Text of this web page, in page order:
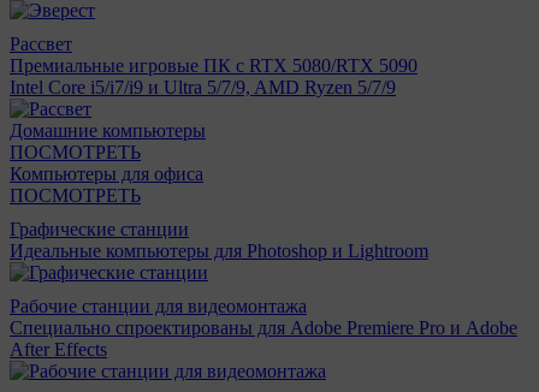
Рассвет
Премиальные игровые ПК с RTX 5080/RTX 5090
Intel Core i5/i7/i9 и Ultra 5/7/9, AMD Ryzen 5/7/9
Домашние компьютеры
ПОСМОТРЕТЬ
Компьютеры для офиса
ПОСМОТРЕТЬ
Графические станции
Идеальные компьютеры для Photoshop и Lightroom
Рабочие станции для видеомонтажа
Специально спроектированы для Adobe Premiere Pro и Adobe
After Effects